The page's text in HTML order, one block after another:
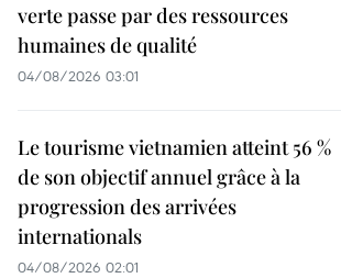
verte passe par des ressources
humaines de qualité
04/08/2026 03:01
Le tourisme vietnamien atteint 56 %
de son objectif annuel grâce à la
progression des arrivées
internationals
04/08/2026 02:01